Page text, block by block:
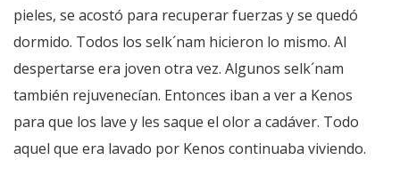
pieles, se acostó para recuperar fuerzas y se quedó
dormido. Todos los selk´nam hicieron lo mismo. Al
despertarse era joven otra vez. Algunos selk´nam
también rejuvenecían. Entonces iban a ver a Kenos
para que los lave y les saque el olor a cadáver. Todo
aquel que era lavado por Kenos continuaba viviendo.